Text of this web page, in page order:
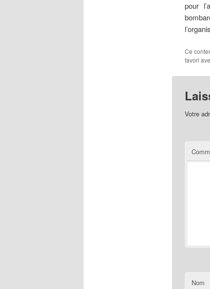
pour
Ce
favori
Votre
Nom